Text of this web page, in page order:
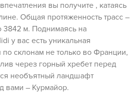
вы получите , катаясь
Общая протяженность трасс –
3842 м. Поднимаясь на
у вас есть уникальная
по склонам не только во Франции,
через горный хребет перед
необъятный ландшафт
вами – Курмайор.